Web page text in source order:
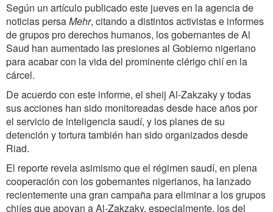
Según un artículo publicado este jueves en la agencia de
noticias persaMehr, citando a distintos activistas e informes
de grupos pro derechos humanos, los gobernantes de Al
Saud han aumentado las presiones al Gobierno nigeriano
para acabar con la vida del prominente clérigo chií en la
cárcel.
De acuerdo con este informe, el sheij Al-Zakzaky y todas
sus acciones han sido monitoreadas desde hace años por
el servicio de inteligencia saudí, y los planes de su
detención y tortura también han sido organizados desde
Riad.
El reporte revela asimismo que el régimen saudí, en plena
cooperación con los gobernantes nigerianos, ha lanzado
recientemente una gran campaña para eliminar a los grupos
chiíes que apoyan a Al-Zakzaky, especialmente, los del